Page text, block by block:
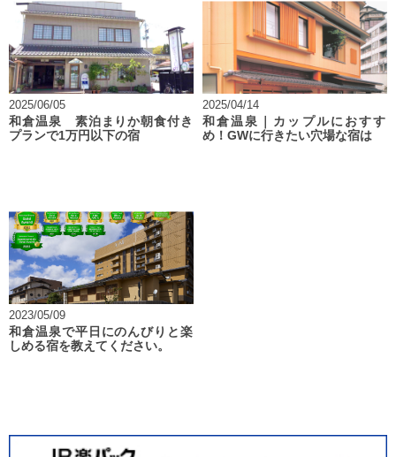
2025/06/05
和倉温泉 素泊まりか朝食付き
プランで1万円以下の宿
2025/04/14
和倉温泉｜カップルにおすす
め！GWに行きたい穴場な宿は？
2023/05/09
和倉温泉で平日にのんびりと楽
しめる宿を教えてください。